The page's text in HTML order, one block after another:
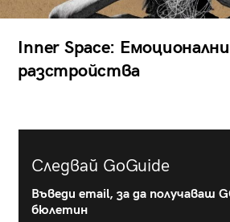
Inner Space: Емоционални
разстройства
Следвай GoGuide
Въведи email, за да получаваш
бюлетин